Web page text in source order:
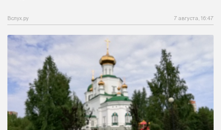
Вслух.ру 7 августа, 16:47